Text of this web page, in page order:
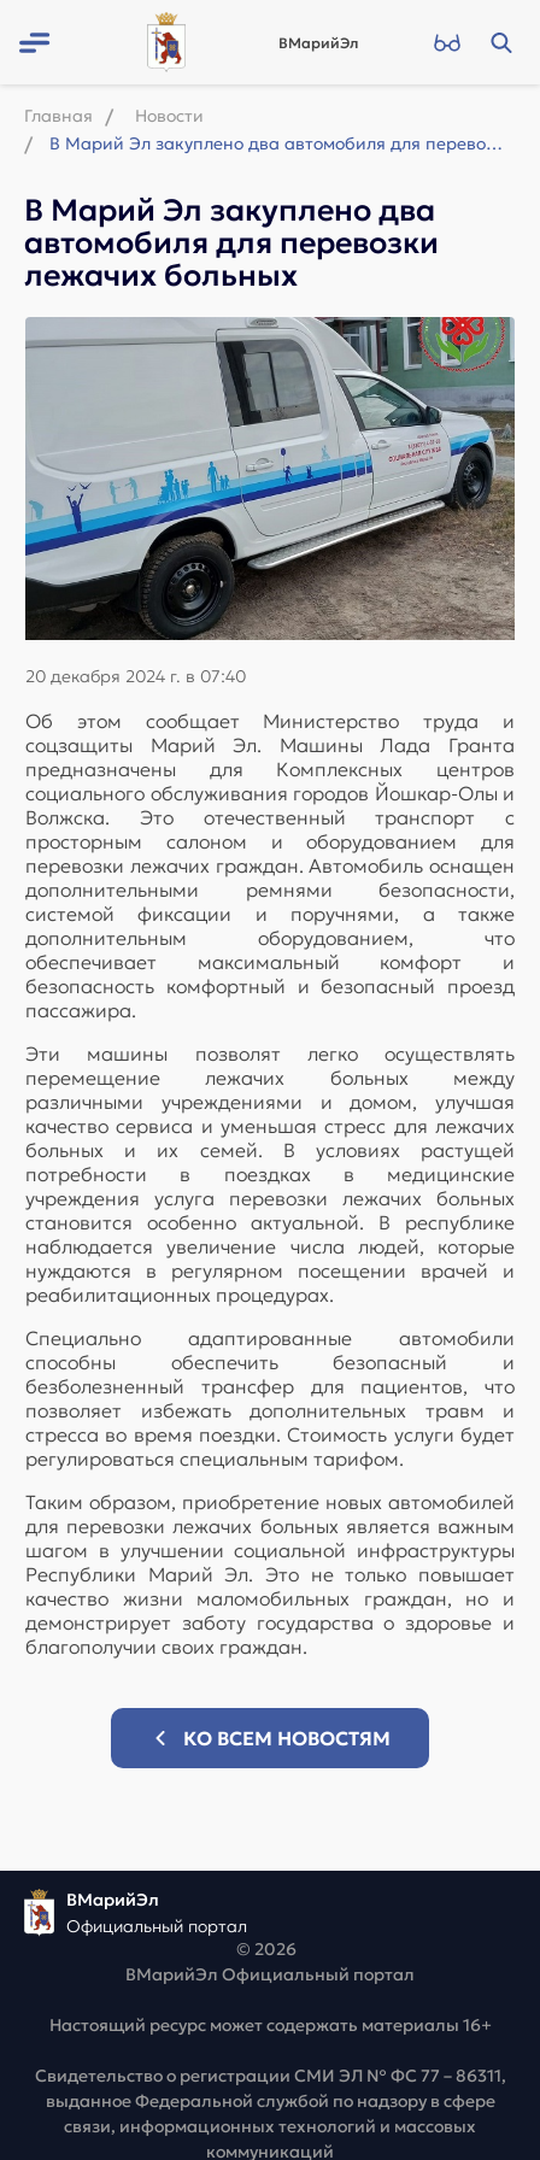
ВМарийЭл
Главная
Новости
В Марий Эл закуплено два автомобиля для перевозки лежачих больных
В Марий Эл закуплено два
автомобиля для перевозки
лежачих больных
20 декабря 2024 г. в 07:40
Об этом сообщает Министерство труда и
соцзащиты Марий Эл. Машины Лада Гранта
предназначены для Комплексных центров
социального обслуживания городов Йошкар-Олы и
Волжска. Это отечественный транспорт с
просторным салоном и оборудованием для
перевозки лежачих граждан. Автомобиль оснащен
дополнительными ремнями безопасности,
системой фиксации и поручнями, а также
дополнительным оборудованием, что
обеспечивает максимальный комфорт и
безопасность комфортный и безопасный проезд
пассажира.
Эти машины позволят легко осуществлять
перемещение лежачих больных между
различными учреждениями и домом, улучшая
качество сервиса и уменьшая стресс для лежачих
больных и их семей. В условиях растущей
потребности в поездках в медицинские
учреждения услуга перевозки лежачих больных
становится особенно актуальной. В республике
наблюдается увеличение числа людей, которые
нуждаются в регулярном посещении врачей и
реабилитационных процедурах.
Специально адаптированные автомобили
способны обеспечить безопасный и
безболезненный трансфер для пациентов, что
позволяет избежать дополнительных травм и
стресса во время поездки. Стоимость услуги будет
регулироваться специальным тарифом.
Таким образом, приобретение новых автомобилей
для перевозки лежачих больных является важным
шагом в улучшении социальной инфраструктуры
Республики Марий Эл. Это не только повышает
качество жизни маломобильных граждан, но и
демонстрирует заботу государства о здоровье и
благополучии своих граждан.
КО ВСЕМ НОВОСТЯМ
ВМарийЭл
Официальный портал
© 2026
ВМарийЭл Официальный портал
Настоящий ресурс может содержать материалы 16+
Свидетельство о регистрации СМИ ЭЛ № ФС 77 – 86311,
выданное Федеральной службой по надзору в сфере
связи, информационных технологий и массовых
коммуникаций